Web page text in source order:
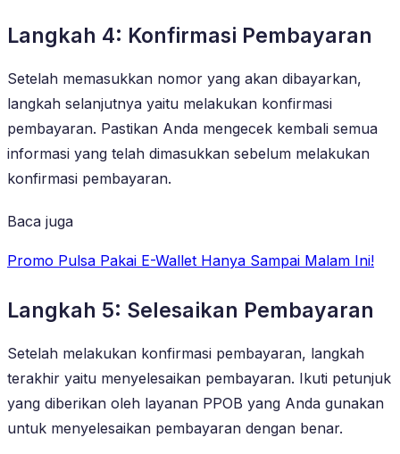
Langkah 4: Konfirmasi Pembayaran
Setelah memasukkan nomor yang akan dibayarkan,
langkah selanjutnya yaitu melakukan konfirmasi
pembayaran. Pastikan Anda mengecek kembali semua
informasi yang telah dimasukkan sebelum melakukan
konfirmasi pembayaran.
Baca juga
Promo Pulsa Pakai E-Wallet Hanya Sampai Malam Ini!
Langkah 5: Selesaikan Pembayaran
Setelah melakukan konfirmasi pembayaran, langkah
terakhir yaitu menyelesaikan pembayaran. Ikuti petunjuk
yang diberikan oleh layanan PPOB yang Anda gunakan
untuk menyelesaikan pembayaran dengan benar.